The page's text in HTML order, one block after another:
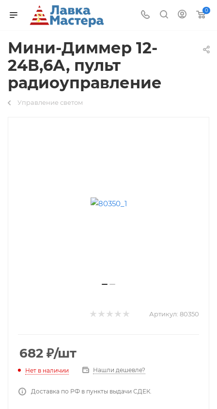
0
Мини-Диммер 12-
24В,6А, пульт
радиоуправление
Управление светом
Артикул: 80350
682 ₽/шт
Нет в наличии Нашли дешевле?
Доставка по РФ в пункты выдачи СДЕК.